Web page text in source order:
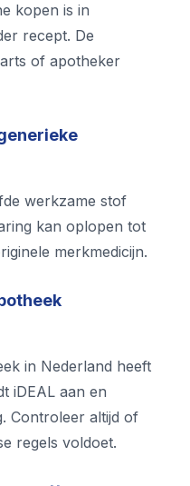
kopen is in
recept. De
of apotheker
werkzame stof
kan oplopen tot
merkmedicijn.
in Nederland heeft
iDEAL aan en
Controleer altijd of
regels voldoet.